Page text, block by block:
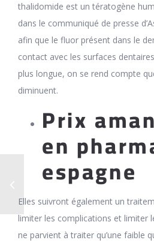
thalidomide est un tératogène
dans le communiqué de presse
afin que le fluor présent dans le
contact avec les surfaces
plus longue, on se rend compte
diminuent.
Prix
en
espagne
Elles suivront également un
limiter les complications et limiter
ne parvient à traiter qu’une faible